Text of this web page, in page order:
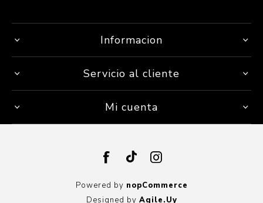
Informacion
Servicio al cliente
Mi cuenta
Powered by nopCommerce
Designed by Agile.Uy